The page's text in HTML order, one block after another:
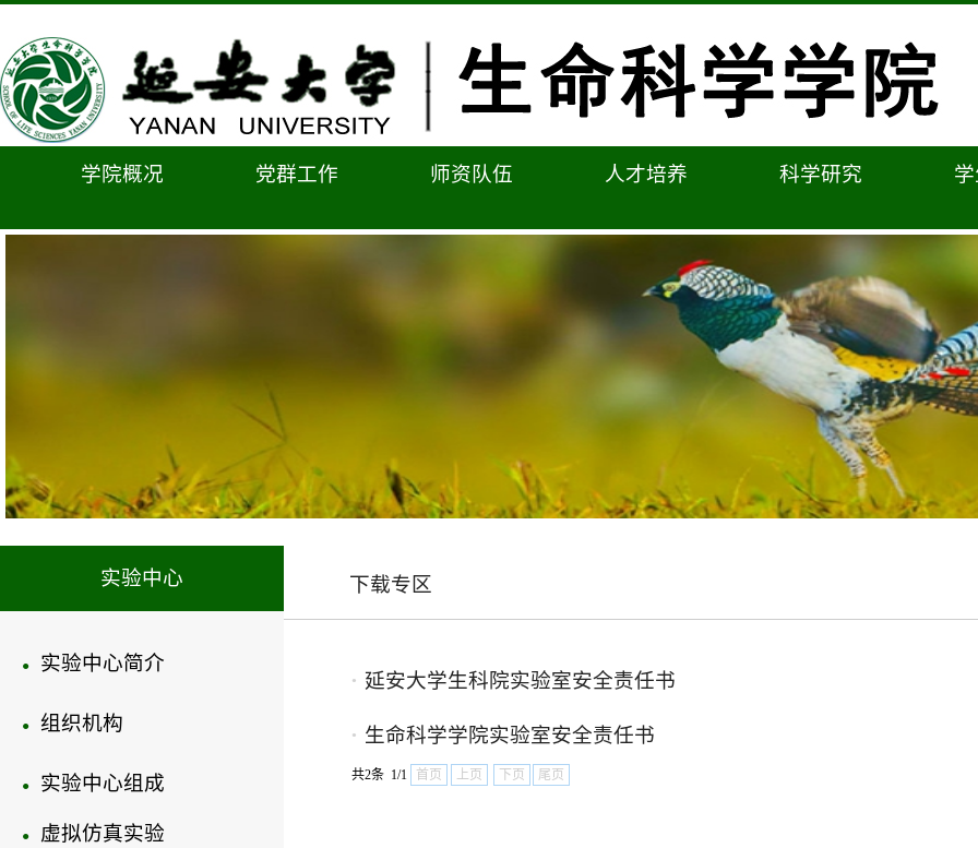
学院概况 党群工作 师资队伍 人才培养 科学研究
实验中心
● 实验中心简介
● 组织机构
● 实验中心组成
●
虚拟仿真实验
下载专区
● 延安大学生科院实验室安全责任书
● 生命科学学院实验室安全责任书
共2条 1/1 首页 上页 下页 尾页